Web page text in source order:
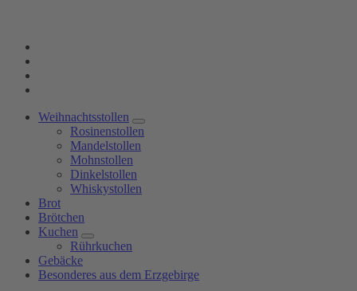
Weihnachtsstollen
Rosinenstollen
Mandelstollen
Mohnstollen
Dinkelstollen
Whiskystollen
Brot
Brötchen
Kuchen
Rührkuchen
Gebäcke
Besonderes aus dem Erzgebirge